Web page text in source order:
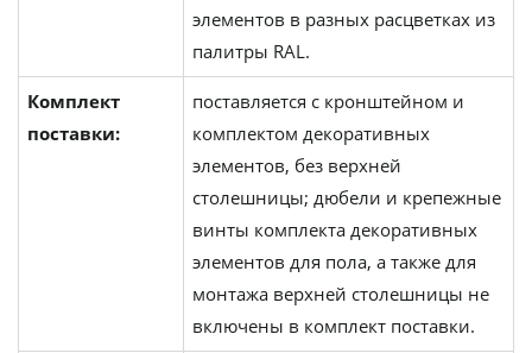
элементов в разных расцветках из
палитры RAL.
Комплект
поставки:
поставляется с кронштейном и
комплектом декоративных
элементов, без верхней
столешницы; дюбели и крепежные
винты комплекта декоративных
элементов для пола, а также для
монтажа верхней столешницы не
включены в комплект поставки.